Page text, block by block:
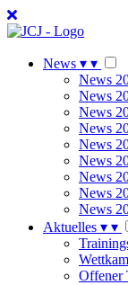
News ▾ ▾
News
News
News
News
News
News
News
News
News
Aktuelles ▾ ▾
Offener